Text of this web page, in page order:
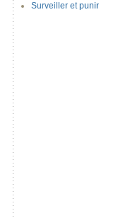
Surveiller et punir